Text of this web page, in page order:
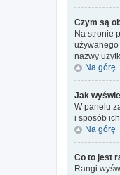
Czym są
Na stronie
używanego
nazwy
Na górę
Jak
W panelu
i sposób
Na górę
Co to jest
Rangi